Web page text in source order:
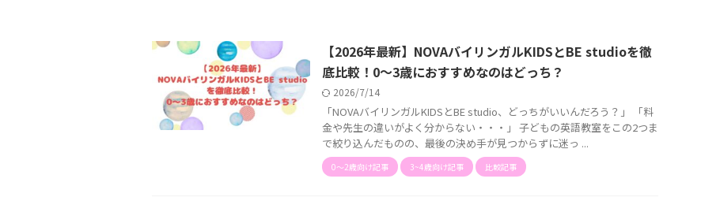
【2026年最新】NOVAバイリンガルKIDSとBE studioを徹
底比較！0～3歳におすすめなのはどっち？
2026/7/14
「NOVAバイリンガルKIDSとBE studio、どっちがいいんだろう？」 「料
金や先生の違いがよく分からない・・・」 子どもの英語教室をこの2つま
で絞り込んだものの、最後の決め手が見つからずに迷っ ...
0〜2歳向け記事 3~4歳向け記事 比較記事